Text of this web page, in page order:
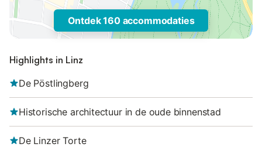
Ontdek 160 accommodaties
Highlights in Linz
De Pöstlingberg
Historische architectuur in de oude binnenstad
De Linzer Torte